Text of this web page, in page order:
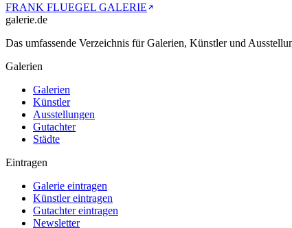
FRANK FLUEGEL GALERIE
galerie.de
Das umfassende Verzeichnis für Galerien, Künstler und
Galerien
Galerien
Künstler
Ausstellungen
Gutachter
Städte
Eintragen
Galerie eintragen
Künstler eintragen
Gutachter eintragen
Newsletter